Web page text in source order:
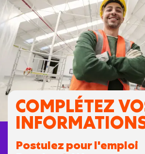
COMPLÉTEZ
Postulez pour l'emploi